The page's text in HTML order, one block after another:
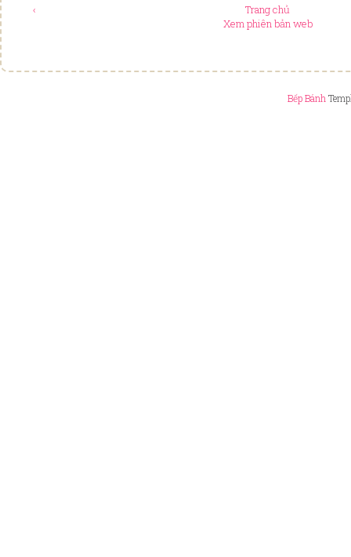
‹
Trang chủ
Xem phiên bản web
Bếp Bánh